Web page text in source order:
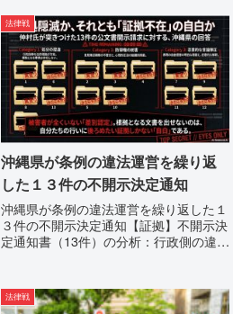
サイルが飛来する以前に始まっていま
す。国連という国際的な舞台で、巧妙な
「言説（ナラティブ）」が張...
法律戦
沖縄県が条例の違法運営を繰り返
した１３件の不開示決定通知
沖縄県が条例の違法運営を繰り返した１
３件の不開示決定通知【証拠】不開示決
定通知書（13件）の分析：行政側の違法
拒否を突きつけました。これは、彼らが
行政手続きの正当性を失っ...
法律戦